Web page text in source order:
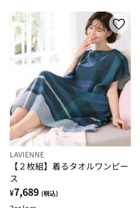
LAVIENNE
【２枚組】着るタオルワンピー
ス
¥7,689 (税込)